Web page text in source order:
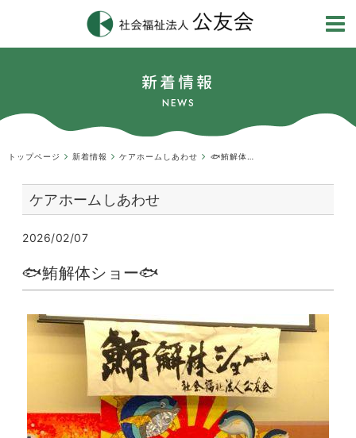
新着情報
NEWS
トップページ 新着情報 ケアホームしあわせ
ケアホームしあわせ
2026/02/07
🐟鮪解体ショー🐟